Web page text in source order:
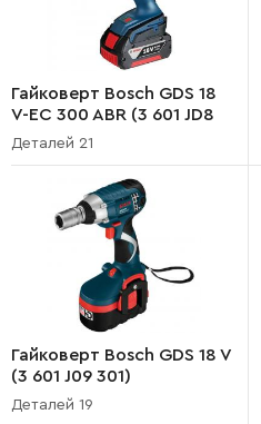
Гайковерт Bosch GDS 18
V-EC 300 ABR (3 601 JD8
280)
Деталей 21
Гайковерт Bosch GDS 18 V
(3 601 J09 301)
Деталей 19